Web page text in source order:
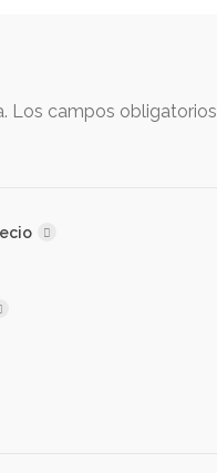
Los campos obligatorios